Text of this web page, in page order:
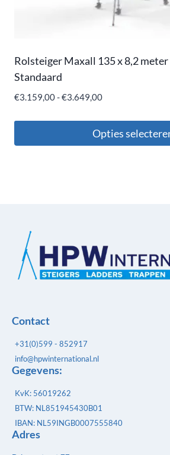
Rolsteiger Maxall 135 x 8,2
Standaard
€3.159,00-€3.649,00
Opties
Contact
+31(0)599 - 852917
info@hpwinternational.nl
Gegevens:
KvK: 56019262
BTW: NL851945430B01
IBAN: NL59INGB0007555840
Adres